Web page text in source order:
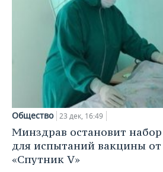
Общество 23 дек, 16:49
Минздрав остановит
для испытаний вакцины от
«Спутник V»